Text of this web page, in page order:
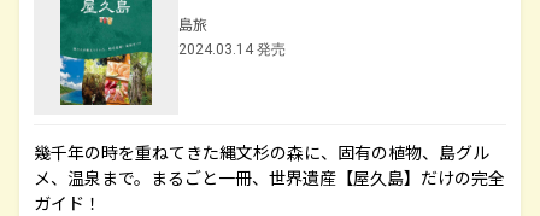
島旅
2024.03.14 発売
幾千年の時を重ねてきた縄文杉の森に、固有の植物、島グル
メ、温泉まで。まるごと一冊、世界遺産【屋久島】だけの完全
ガイド！